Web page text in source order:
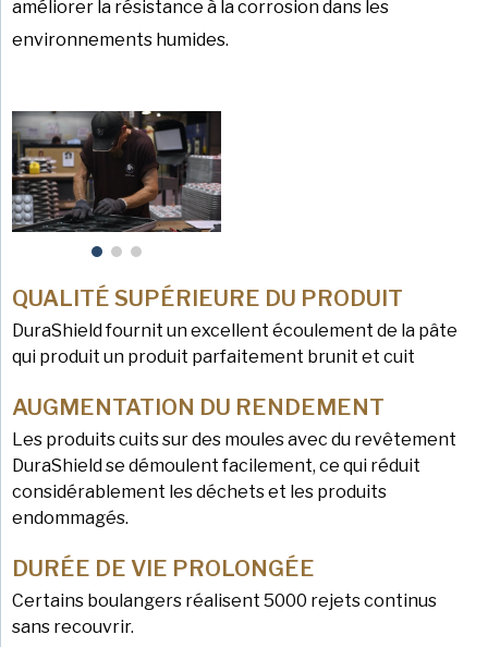
améliorer la résistance à la corrosion dans les
environnements humides.
QUALITÉ SUPÉRIEURE DU PRODUIT
DuraShield fournit un excellent écoulement de la pâte
qui produit un produit parfaitement brunit et cuit
AUGMENTATION DU RENDEMENT
Les produits cuits sur des moules avec du revêtement
DuraShield se démoulent facilement, ce qui réduit
considérablement les déchets et les produits
endommagés.
DURÉE DE VIE PROLONGÉE
Certains boulangers réalisent 5000 rejets continus
sans recouvrir.